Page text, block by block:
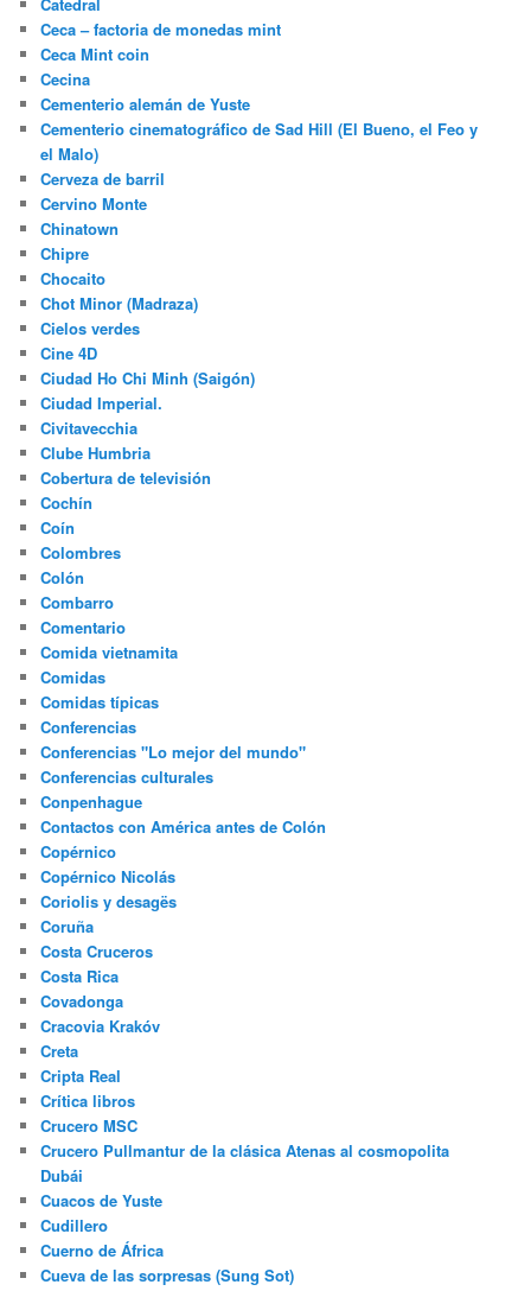
Catedral
Ceca – factoria de monedas mint
Ceca Mint coin
Cecina
Cementerio alemán de Yuste
Cementerio cinematográfico de Sad Hill (El Bueno, el Feo y
el Malo)
Cerveza de barril
Cervino Monte
Chinatown
Chipre
Chocaito
Chot Minor (Madraza)
Cielos verdes
Cine 4D
Ciudad Ho Chi Minh (Saigón)
Ciudad Imperial.
Civitavecchia
Clube Humbria
Cobertura de televisión
Cochín
Coín
Colombres
Colón
Combarro
Comentario
Comida vietnamita
Comidas
Comidas típicas
Conferencias
Conferencias "Lo mejor del mundo"
Conferencias culturales
Conpenhague
Contactos con América antes de Colón
Copérnico
Copérnico Nicolás
Coriolis y desagës
Coruña
Costa Cruceros
Costa Rica
Covadonga
Cracovia Krakóv
Creta
Cripta Real
Crítica libros
Crucero MSC
Crucero Pullmantur de la clásica Atenas al cosmopolita
Dubái
Cuacos de Yuste
Cudillero
Cuerno de África
Cueva de las sorpresas (Sung Sot)